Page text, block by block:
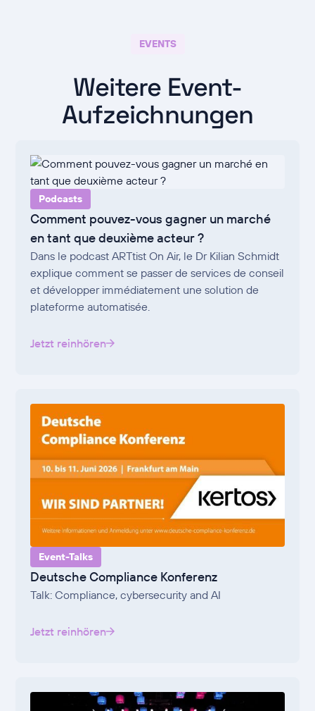
EVENTS
Weitere Event-
Aufzeichnungen
Podcasts
Comment pouvez-vous gagner un marché
en tant que deuxième acteur ?
Dans le podcast ARTtist On Air, le Dr Kilian Schmidt
explique comment se passer de services de conseil
et développer immédiatement une solution de
plateforme automatisée.
Jetzt reinhören
Event-Talks
Deutsche Compliance Konferenz
Talk: Compliance, cybersecurity and AI
Jetzt reinhören